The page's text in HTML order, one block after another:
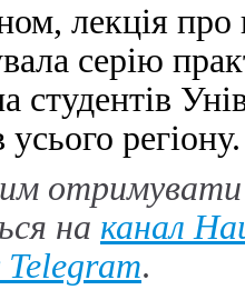
лекція про
серію
студентів
регіону.
отримувати
на канал
Telegram.